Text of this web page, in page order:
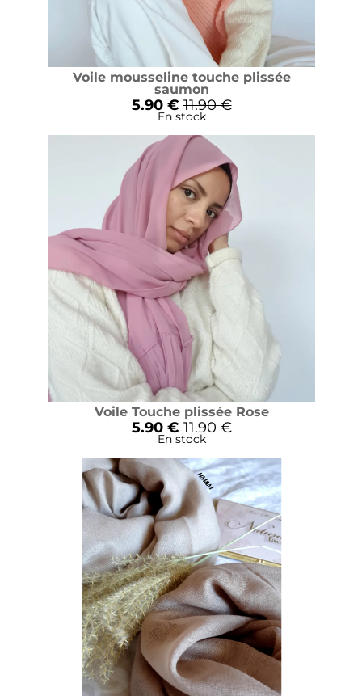
Voile mousseline touche plissée
saumon
5.90 € 11.90 €
En stock
Voile Touche plissée Rose
5.90 € 11.90 €
En stock